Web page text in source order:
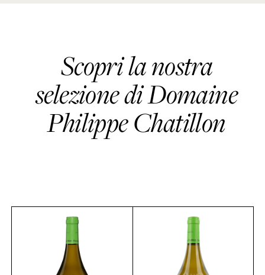
Scopri la nostra
selezione di Domaine
Philippe Chatillon